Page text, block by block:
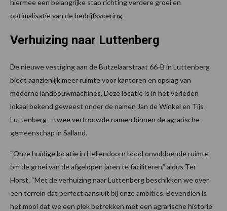
hiermee een belangrijke stap richting verdere groei en
optimalisatie van de bedrijfsvoering.
Verhuizing naar Luttenberg
De nieuwe vestiging aan de Butzelaarstraat 66-B in Luttenberg
biedt aanzienlijk meer ruimte voor kantoren en opslag van
moderne landbouwmachines. Deze locatie is in het verleden
lokaal bekend geweest onder de namen Jan de Winkel en Tijs
Luttenberg – twee vertrouwde namen binnen de agrarische
gemeenschap in Salland.
“Onze huidige locatie in Hellendoorn bood onvoldoende ruimte
om de groei van de afgelopen jaren te faciliteren,” aldus Ter
Horst. “Met de verhuizing naar Luttenberg beschikken we over
een terrein dat perfect aansluit bij onze ambities. Bovendien is
het mooi dat we een plek betrekken met een agrarische historie